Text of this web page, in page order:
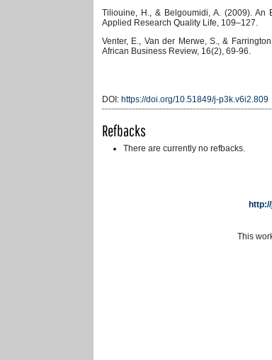
Tiliouine, H., & Belgoumidi, A. (2009). An
Applied Research Quality Life, 109–127.
Venter, E., Van der Merwe, S., &
African Business Review, 16(2), 69-96.
DOI: https://doi.org/10.51849/j-p3k.v6i2.809
Refbacks
There are currently no refbacks.
This